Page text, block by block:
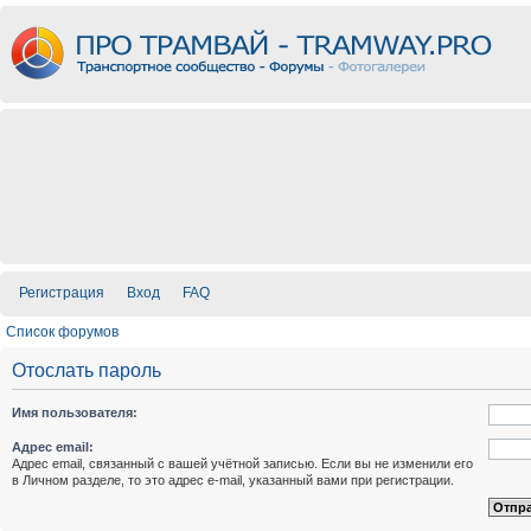
Регистрация Вход FAQ
Список форумов
Отослать пароль
Имя пользователя:
Адрес email:
Адрес email, связанный с вашей учётной записью. Если вы не изменили его
в Личном разделе, то это адрес e-mail, указанный вами при регистрации.